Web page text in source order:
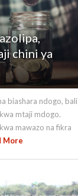
chini ya
biashara ndogo, bali
mtaji mdogo.
mawazo na fikra
More